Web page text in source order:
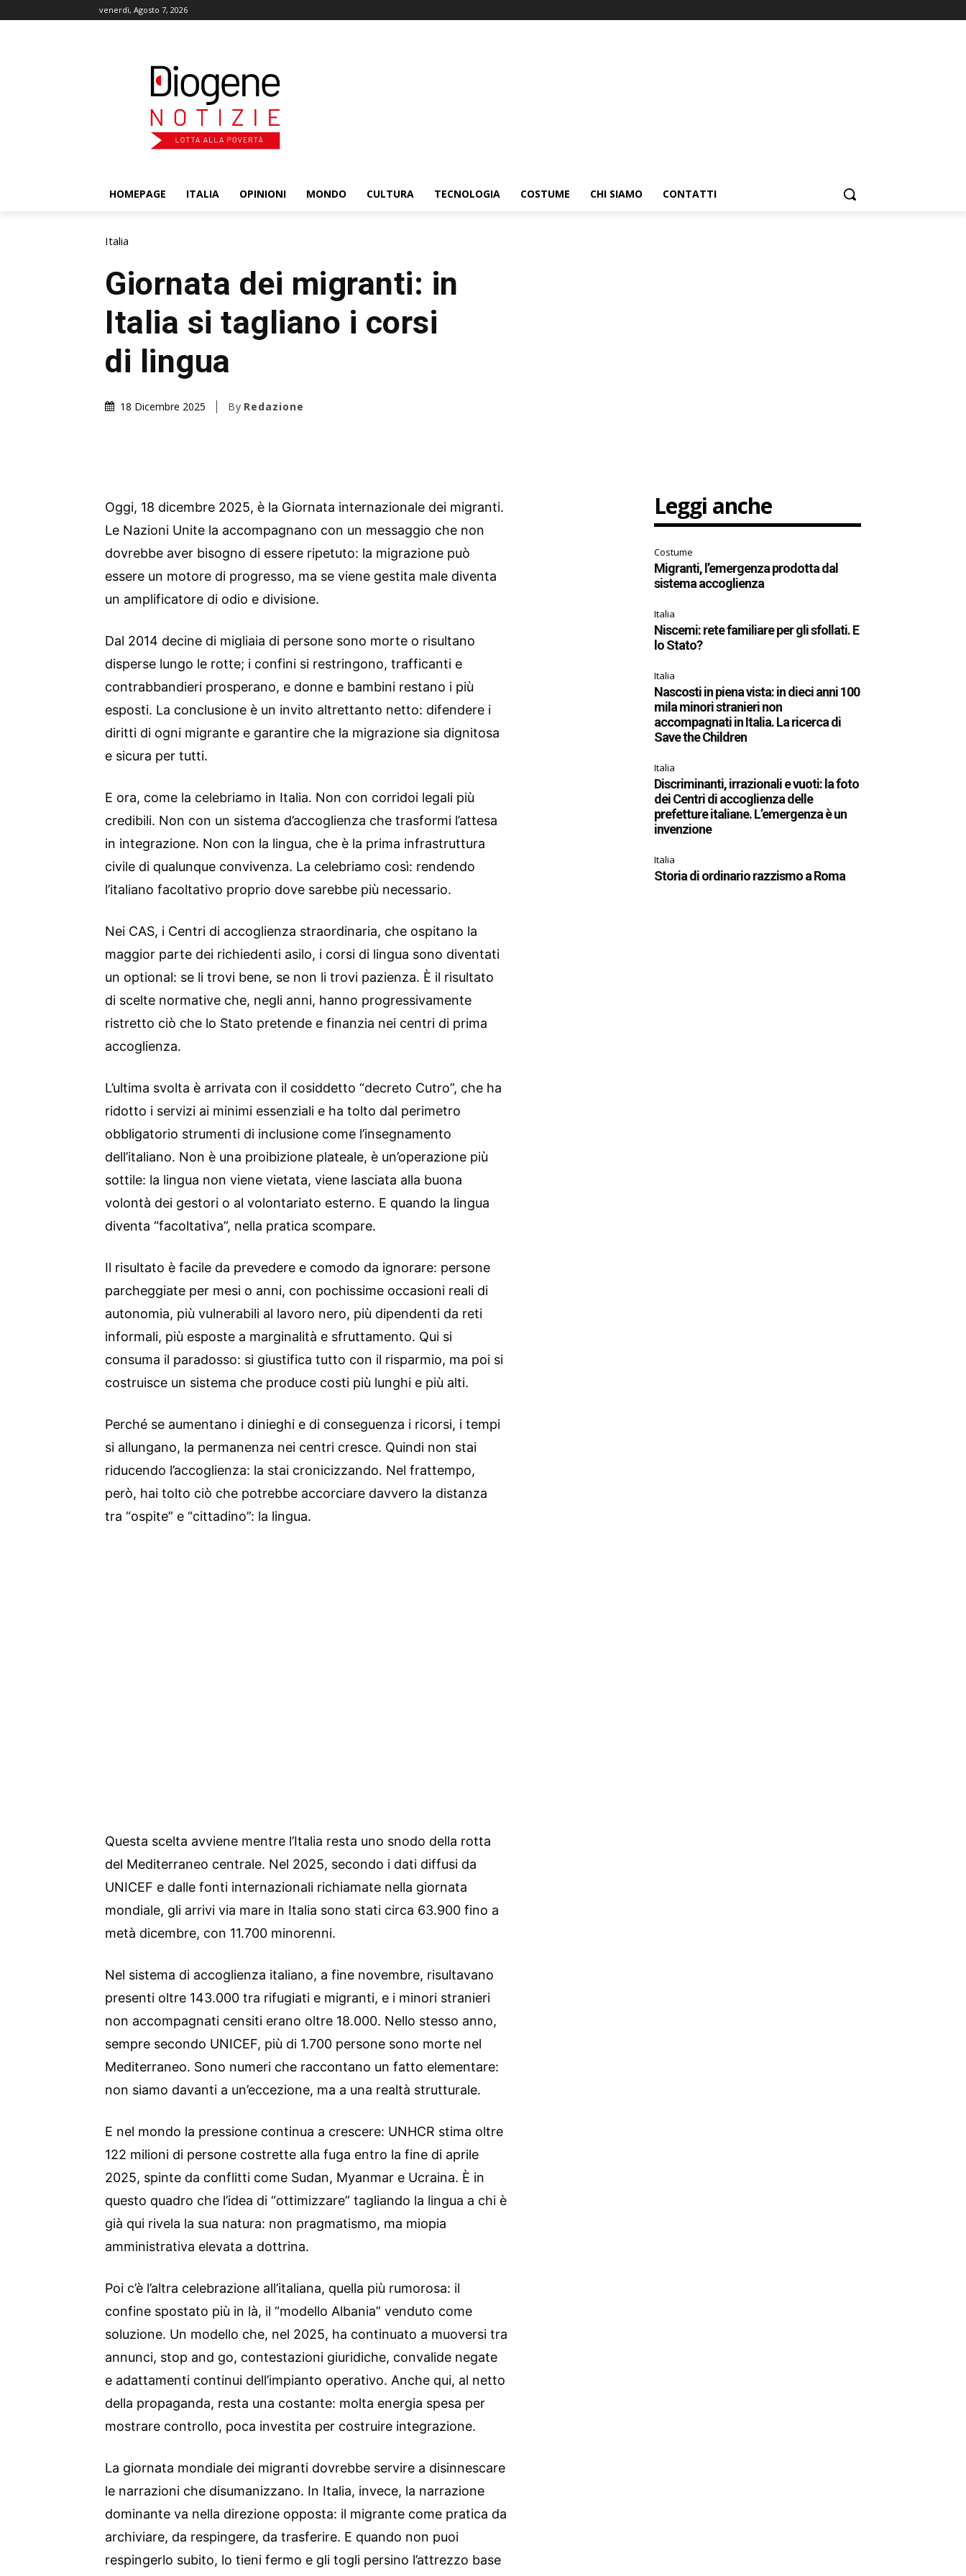
venerdì, Agosto 7, 2026
HOMEPAGE ITALIA OPINIONI MONDO CULTURA TECNOLOGIA COSTUME CHI SIAMO CONTATTI
Italia
Giornata dei migranti: in
Italia si tagliano i corsi
di lingua
18 Dicembre 2025 By Redazione
Oggi, 18 dicembre 2025, è la Giornata internazionale dei migranti.
Le Nazioni Unite la accompagnano con un messaggio che non
dovrebbe aver bisogno di essere ripetuto: la migrazione può
essere un motore di progresso, ma se viene gestita male diventa
un amplificatore di odio e divisione.
Dal 2014 decine di migliaia di persone sono morte o risultano
disperse lungo le rotte; i confini si restringono, trafficanti e
contrabbandieri prosperano, e donne e bambini restano i più
esposti. La conclusione è un invito altrettanto netto: difendere i
diritti di ogni migrante e garantire che la migrazione sia dignitosa
e sicura per tutti.
E ora, come la celebriamo in Italia. Non con corridoi legali più
credibili. Non con un sistema d’accoglienza che trasformi l’attesa
in integrazione. Non con la lingua, che è la prima infrastruttura
civile di qualunque convivenza. La celebriamo così: rendendo
l’italiano facoltativo proprio dove sarebbe più necessario.
Nei CAS, i Centri di accoglienza straordinaria, che ospitano la
maggior parte dei richiedenti asilo, i corsi di lingua sono diventati
un optional: se li trovi bene, se non li trovi pazienza. È il risultato
di scelte normative che, negli anni, hanno progressivamente
ristretto ciò che lo Stato pretende e finanzia nei centri di prima
accoglienza.
L’ultima svolta è arrivata con il cosiddetto “decreto Cutro”, che ha
ridotto i servizi ai minimi essenziali e ha tolto dal perimetro
obbligatorio strumenti di inclusione come l’insegnamento
dell’italiano. Non è una proibizione plateale, è un’operazione più
sottile: la lingua non viene vietata, viene lasciata alla buona
volontà dei gestori o al volontariato esterno. E quando la lingua
diventa “facoltativa”, nella pratica scompare.
Il risultato è facile da prevedere e comodo da ignorare: persone
parcheggiate per mesi o anni, con pochissime occasioni reali di
autonomia, più vulnerabili al lavoro nero, più dipendenti da reti
informali, più esposte a marginalità e sfruttamento. Qui si
consuma il paradosso: si giustifica tutto con il risparmio, ma poi si
costruisce un sistema che produce costi più lunghi e più alti.
Perché se aumentano i dinieghi e di conseguenza i ricorsi, i tempi
si allungano, la permanenza nei centri cresce. Quindi non stai
riducendo l’accoglienza: la stai cronicizzando. Nel frattempo,
però, hai tolto ciò che potrebbe accorciare davvero la distanza
tra “ospite” e “cittadino”: la lingua.
Questa scelta avviene mentre l’Italia resta uno snodo della rotta
del Mediterraneo centrale. Nel 2025, secondo i dati diffusi da
UNICEF e dalle fonti internazionali richiamate nella giornata
mondiale, gli arrivi via mare in Italia sono stati circa 63.900 fino a
metà dicembre, con 11.700 minorenni.
Nel sistema di accoglienza italiano, a fine novembre, risultavano
presenti oltre 143.000 tra rifugiati e migranti, e i minori stranieri
non accompagnati censiti erano oltre 18.000. Nello stesso anno,
sempre secondo UNICEF, più di 1.700 persone sono morte nel
Mediterraneo. Sono numeri che raccontano un fatto elementare:
non siamo davanti a un’eccezione, ma a una realtà strutturale.
E nel mondo la pressione continua a crescere: UNHCR stima oltre
122 milioni di persone costrette alla fuga entro la fine di aprile
2025, spinte da conflitti come Sudan, Myanmar e Ucraina. È in
questo quadro che l’idea di “ottimizzare” tagliando la lingua a chi è
già qui rivela la sua natura: non pragmatismo, ma miopia
amministrativa elevata a dottrina.
Poi c’è l’altra celebrazione all’italiana, quella più rumorosa: il
confine spostato più in là, il “modello Albania” venduto come
soluzione. Un modello che, nel 2025, ha continuato a muoversi tra
annunci, stop and go, contestazioni giuridiche, convalide negate
e adattamenti continui dell’impianto operativo. Anche qui, al netto
della propaganda, resta una costante: molta energia spesa per
mostrare controllo, poca investita per costruire integrazione.
La giornata mondiale dei migranti dovrebbe servire a disinnescare
le narrazioni che disumanizzano. In Italia, invece, la narrazione
dominante va nella direzione opposta: il migrante come pratica da
archiviare, da respingere, da trasferire. E quando non puoi
respingerlo subito, lo tieni fermo e gli togli persino l’attrezzo base
Leggi anche
Costume
Migranti, l’emergenza prodotta dal
sistema accoglienza
Italia
Niscemi: rete familiare per gli sfollati. E
lo Stato?
Italia
Nascosti in piena vista: in dieci anni 100
mila minori stranieri non
accompagnati in Italia. La ricerca di
Save the Children
Italia
Discriminanti, irrazionali e vuoti: la foto
dei Centri di accoglienza delle
prefetture italiane. L’emergenza è un
invenzione
Italia
Storia di ordinario razzismo a Roma